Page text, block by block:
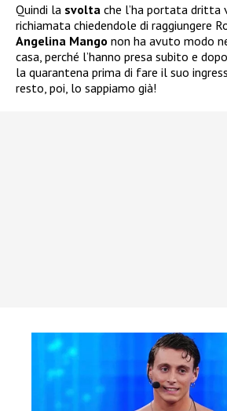
Quindi la svolta che l’ha portata dritta
richiamata chiedendole di raggiungere
Angelina Mango non ha avuto modo
casa, perché l’hanno presa subito e
la quarantena prima di fare il suo
resto, poi, lo sappiamo già!